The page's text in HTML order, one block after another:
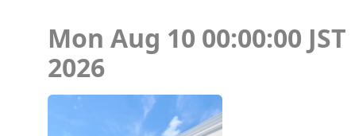
Mon Aug 10 00:00:00 JST
2026